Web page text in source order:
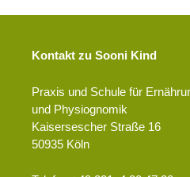
Kontakt zu Sooni Kind
Praxis und Schule für
und Physiognomik
Kaisersescher Straße 16
50935 Köln